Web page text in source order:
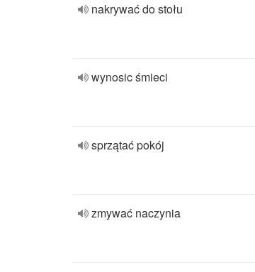
nakrywać do stołu
wynosic śmieci
sprzątać pokój
zmywać naczynia